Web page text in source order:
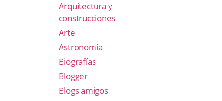
Arquitectura y
construcciones
Arte
Astronomía
Biografías
Blogger
Blogs amigos